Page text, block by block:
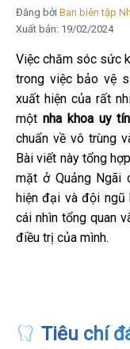
Đăng bởi Ban biên tập
Xuất bản: 19/02/2024
Việc chăm sóc sức
trong việc bảo vệ
xuất hiện của rất
một nha khoa uy
chuẩn về vô trùng
Bài viết này tổng
mặt ở Quảng Ngãi
hiện đại và đội
cái nhìn tổng quan
điều trị của mình.
Tiêu chí